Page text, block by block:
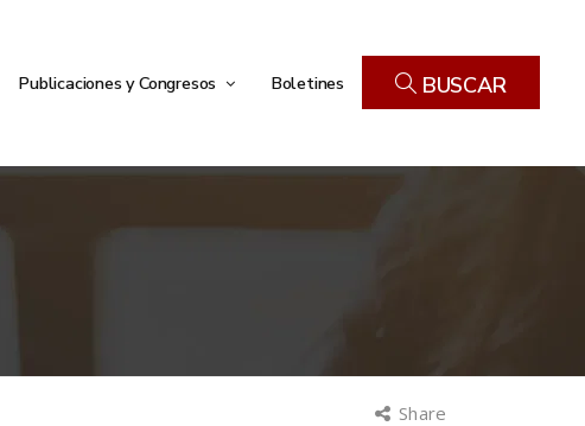
Publicaciones y Congresos Boletines BUSCAR
Share